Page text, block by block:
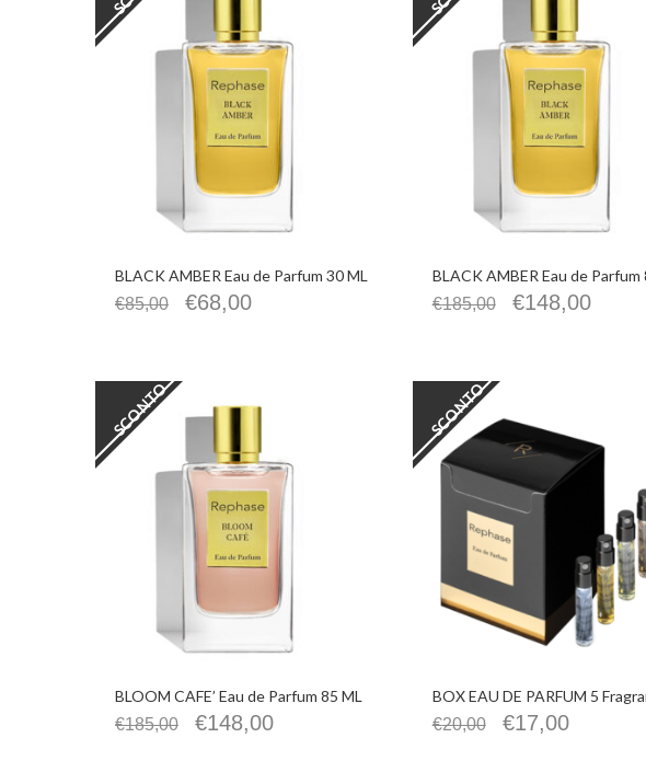
BLACK AMBER Eau de Parfum 30 ML
€85,00 €68,00
BLACK AMBER Eau de Parfum
€185,00 €148,00
SCONTO
BLOOM CAFE’ Eau de Parfum 85 ML
€185,00 €148,00
SCONTO
BOX EAU DE PARFUM 5
€20,00 €17,00